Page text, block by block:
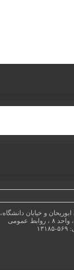
و خیابان دانشگاه،
شمارۀ ۱۱۸۲ (ساختمان فروردین)، طبقۀ دوم، واحد ۸ ، روابط عمومی